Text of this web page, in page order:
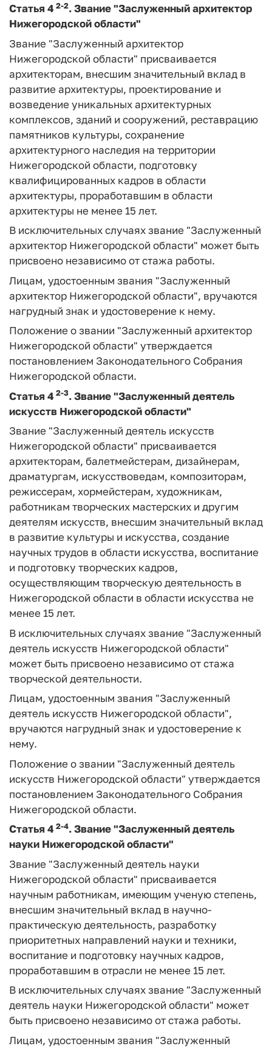
Статья 4 2-2.Звание "Заслуженный архитектор
Нижегородской области"
Звание "Заслуженный архитектор
Нижегородской области" присваивается
архитекторам, внесшим значительный вклад в
развитие архитектуры, проектирование и
возведение уникальных архитектурных
комплексов, зданий и сооружений, реставрацию
памятников культуры, сохранение
архитектурного наследия на территории
Нижегородской области, подготовку
квалифицированных кадров в области
архитектуры, проработавшим в области
архитектуры не менее 15 лет.
В исключительных случаях звание "Заслуженный
архитектор Нижегородской области" может быть
присвоено независимо от стажа работы.
Лицам, удостоенным звания "Заслуженный
архитектор Нижегородской области", вручаются
нагрудный знак и удостоверение к нему.
Положение о звании "Заслуженный архитектор
Нижегородской области" утверждается
постановлением Законодательного Собрания
Нижегородской области.
Статья 4 2-3.Звание "Заслуженный деятель
искусств Нижегородской области"
Звание "Заслуженный деятель искусств
Нижегородской области" присваивается
архитекторам, балетмейстерам, дизайнерам,
драматургам, искусствоведам, композиторам,
режиссерам, хормейстерам, художникам,
работникам творческих мастерских и другим
деятелям искусств, внесшим значительный вклад
в развитие культуры и искусства, создание
научных трудов в области искусства, воспитание
и подготовку творческих кадров,
осуществляющим творческую деятельность в
Нижегородской области в области искусства не
менее 15 лет.
В исключительных случаях звание "Заслуженный
деятель искусств Нижегородской области"
может быть присвоено независимо от стажа
творческой деятельности.
Лицам, удостоенным звания "Заслуженный
деятель искусств Нижегородской области",
вручаются нагрудный знак и удостоверение к
нему.
Положение о звании "Заслуженный деятель
искусств Нижегородской области" утверждается
постановлением Законодательного Собрания
Нижегородской области.
Статья 4 2-4.Звание "Заслуженный деятель
науки Нижегородской области"
Звание "Заслуженный деятель науки
Нижегородской области" присваивается
научным работникам, имеющим ученую степень,
внесшим значительный вклад в научно-
практическую деятельность, разработку
приоритетных направлений науки и техники,
воспитание и подготовку научных кадров,
проработавшим в отрасли не менее 15 лет.
В исключительных случаях звание "Заслуженный
деятель науки Нижегородской области" может
быть присвоено независимо от стажа работы.
Лицам, удостоенным звания "Заслуженный